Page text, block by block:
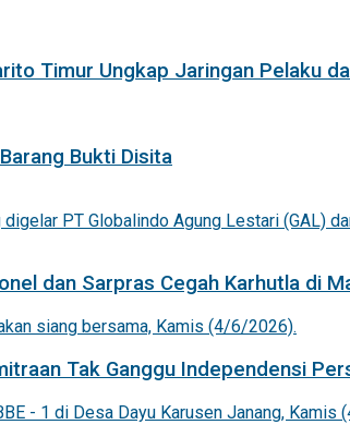
Timur Ungkap Jaringan Pelaku
Bukti Disita
dan Sarpras Cegah Karhutla di
Tak Ganggu Independensi